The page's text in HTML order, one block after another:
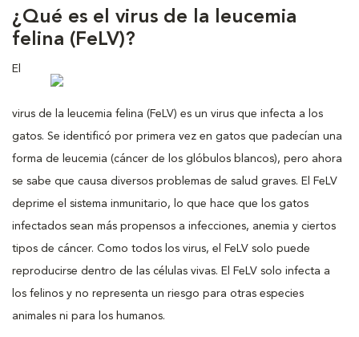
¿Qué es el virus de la leucemia
felina (FeLV)?
El
virus de la leucemia felina (FeLV) es un virus que infecta a los
gatos. Se identificó por primera vez en gatos que padecían una
forma de leucemia (cáncer de los glóbulos blancos), pero ahora
se sabe que causa diversos problemas de salud graves. El FeLV
deprime el sistema inmunitario, lo que hace que los gatos
infectados sean más propensos a infecciones, anemia y ciertos
tipos de cáncer. Como todos los virus, el FeLV solo puede
reproducirse dentro de las células vivas. El FeLV solo infecta a
los felinos y no representa un riesgo para otras especies
animales ni para los humanos.